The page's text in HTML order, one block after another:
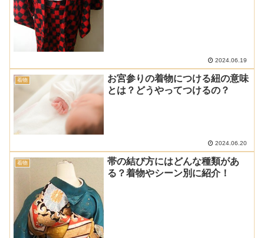
2024.06.19
着物
お宮参りの着物につける紐の意味
とは？どうやってつけるの？
2024.06.20
着物
帯の結び方にはどんな種類があ
る？着物やシーン別に紹介！